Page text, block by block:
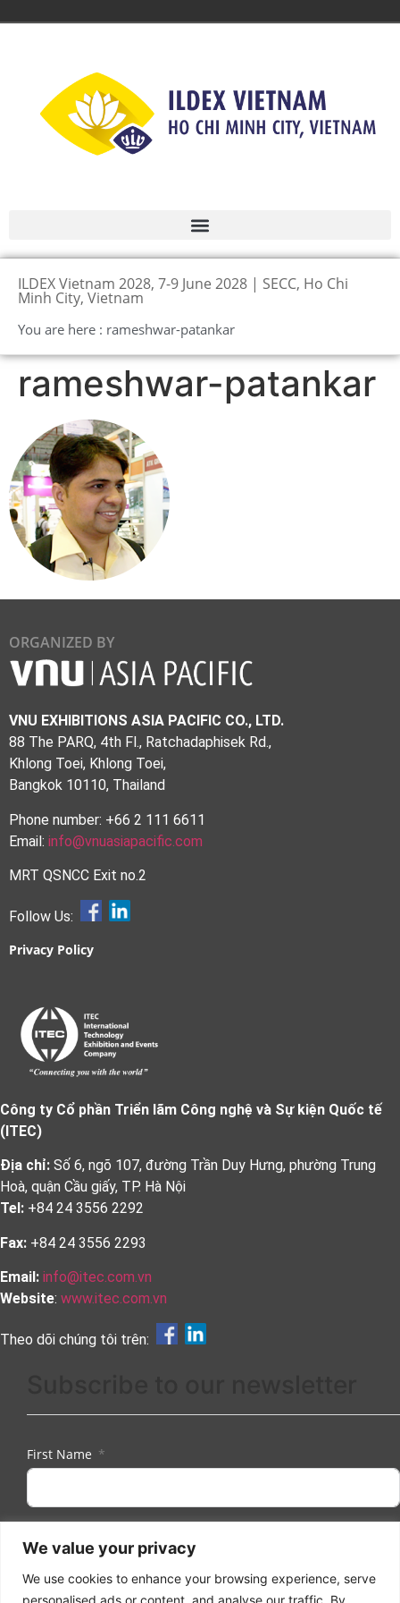
We value your privacy
We use cookies to enhance your browsing experience, serve
personalised ads or content, and analyse our traffic. By
ILDEX Vietnam 2028, 7-9 June 2028 | SECC, Ho Chi
Minh City, Vietnam
You are here : rameshwar-patankar
rameshwar-patankar
ORGANIZED BY
VNU EXHIBITIONS ASIA PACIFIC CO., LTD.
88 The PARQ, 4th Fl., Ratchadaphisek Rd.,
Khlong Toei, Khlong Toei,
Bangkok 10110, Thailand
Phone number: +66 2 111 6611
Email: info@vnuasiapacific.com
MRT QSNCC Exit no.2
Follow Us:
Privacy Policy
Công ty Cổ phần Triển lãm Công nghệ và Sự kiện Quốc tế
(ITEC)
Địa chỉ: Số 6, ngõ 107, đường Trần Duy Hưng, phường Trung
Hoà, quận Cầu giấy, TP. Hà Nội
Tel: +84 24 3556 2292
Fax: +84 24 3556 2293
Email: info@itec.com.vn
Website: www.itec.com.vn
Theo dõi chúng tôi trên:
First Name